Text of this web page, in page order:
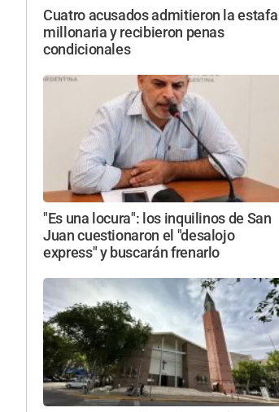
Cuatro acusados admitieron la estafa
millonaria y recibieron penas
condicionales
"Es una locura": los inquilinos de San
Juan cuestionaron el "desalojo
express" y buscarán frenarlo